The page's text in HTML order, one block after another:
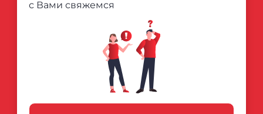
с Вами свяжемся